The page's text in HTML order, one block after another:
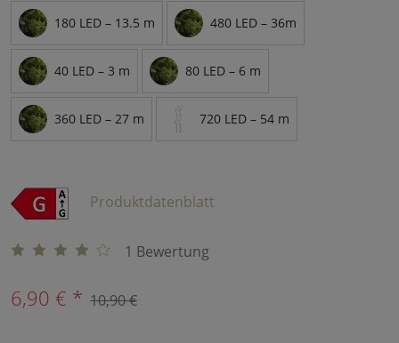
180 LED – 13.5 m 480 LED – 36m
40 LED – 3 m 80 LED – 6 m
360 LED – 27 m 720 LED – 54 m
Produktdatenblatt
1 Bewertung
6,90 € * 10,90 €